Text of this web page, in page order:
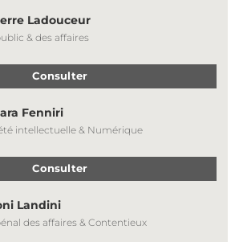
Ladouceur
& des affaires
Consulter
Fenniri
intellectuelle & Numérique
Consulter
Landini
des affaires & Contentieux